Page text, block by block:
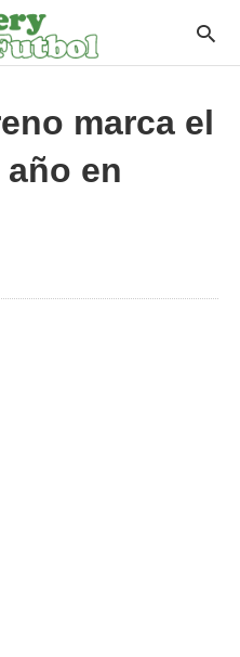
marca el
en